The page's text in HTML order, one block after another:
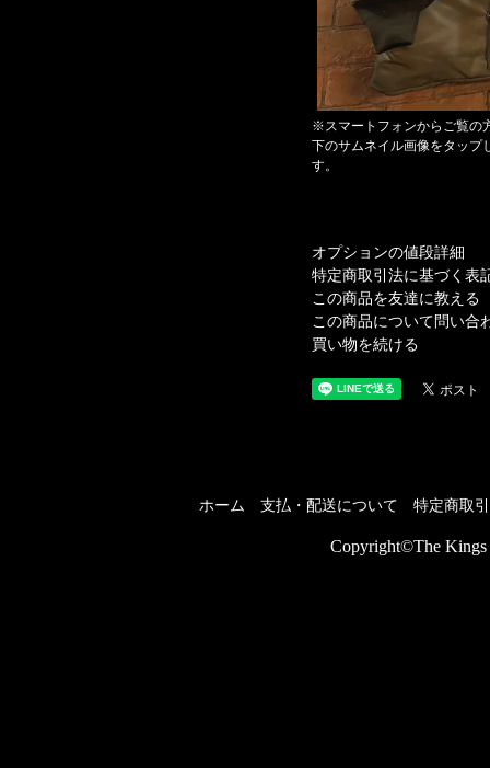
※スマートフォンからご覧の
下のサムネイル画像をタップ
す。
オプションの値段詳細
特定商取引法に基づく表
この商品を友達に教える
この商品について問い合
買い物を続ける
ホーム 支払・配送について 特定商取
Copyright©The Kings